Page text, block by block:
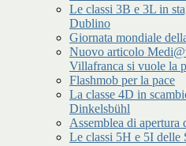
Le classi 3B e 3L in
Dublino
Giornata mondiale
Nuovo articolo
Villafranca si vuole la
Flashmob per la pace
La classe 4D in
Dinkelsbühl
Assemblea di
Le classi 5H e 5I delle